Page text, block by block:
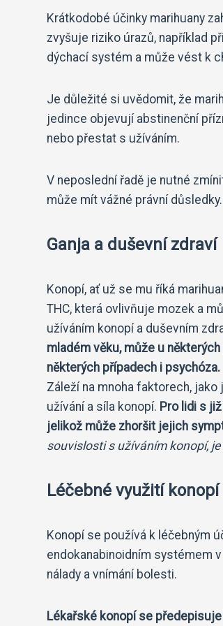
Krátkodobé účinky marihuany
zvyšuje riziko úrazů, například
dýchací systém a může vést k
Je důležité si uvědomit, že
jedince objevují abstinenční
nebo přestat s užíváním.
V neposlední řadě je nutné
může mít vážné právní důsledky.
Ganja a duševní zdraví
Konopí, ať už se mu říká
THC, která ovlivňuje mozek a
užíváním konopí a duševním
mladém věku, může u
některých případech i psychóza.
Záleží na mnoha faktorech,
užívání a síla konopí. Pro lidi s
jelikož může zhoršit jejich
souvislosti s užíváním konopí,
Léčebné využití konopí
Konopí se používá k léčebným
endokanabinoidním systémem
nálady a vnímání bolesti.
Lékařské konopí se